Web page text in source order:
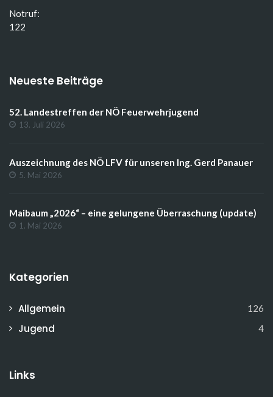
Notruf:
122
Neueste Beiträge
52. Landestreffen der NÖ Feuerwehrjugend
13. Juli 2026
Auszeichnung des NÖ LFV für unseren Ing. Gerd Panauer
5. Mai 2026
Maibaum „2026“ – eine gelungene Überraschung (update)
1. Mai 2026
Kategorien
Allgemein 126
Jugend 4
Links